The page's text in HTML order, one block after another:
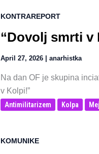
KONTRAREPORT
“Dovolj smrti v
April 27, 2026 anarhistka
Na dan OF je skupina
v Kolpi!”
Antimilitarizem Kolpa
KOMUNIKE